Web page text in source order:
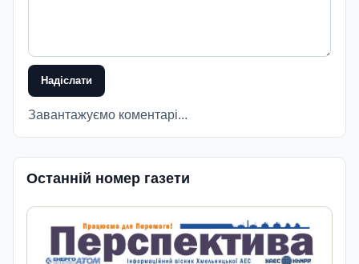
Надіслати
Завантажуємо коментарі...
Останній номер газети